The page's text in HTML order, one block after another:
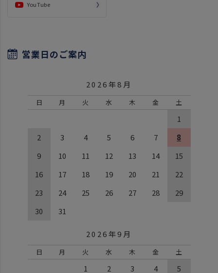
YouTube
営業日のご案内
2026年8月
日 月 火 水 木 金 土
1
2
3 4 5 6 7
8
9
10 11 12 13 14
15
16
17 18 19 20 21
22
23
24 25 26 27 28
29
30
31
2026年9月
日 月 火 水 木 金 土
1 2 3 4 5